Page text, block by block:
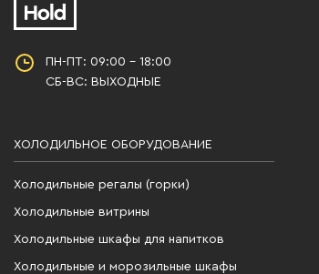
ПН-ПТ: 09:00 - 18:00
СБ-ВС: ВЫХОДНЫЕ
ХОЛОДИЛЬНОЕ ОБОРУДОВАНИЕ
Холодильные регалы (горки)
Холодильные витрины
Холодильные шкафы для напитков
Холодильные и морозильные шкафы